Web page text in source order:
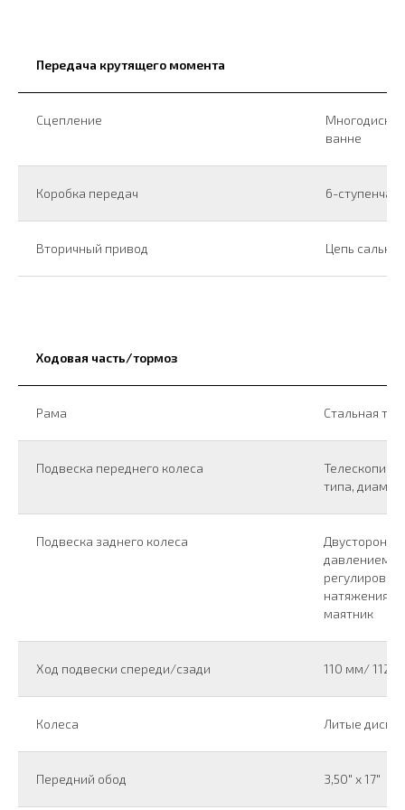
Передача крутящего момента
Сцепление
ванне
Коробка передач 6-
Вторичный привод Цепь
Ходовая часть/тормоз
Рама Стальная
Подвеска переднего колеса
типа,
Подвеска заднего колеса
давлением
натяжения
маятник
Ход подвески спереди/сзади 110 мм/ 112
Колеса Литые диски
Передний обод 3,50" x 17"
МЕНЮ
О нас